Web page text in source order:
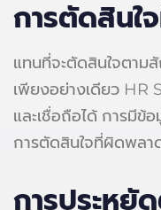
การตัดสินใ
แทนที่จะตัดสินใจตา
เพียงอย่างเดียว HR
และเชื่อถือได้ การมีข้
การตัดสินใจที่ผิดพลา
การประหยั